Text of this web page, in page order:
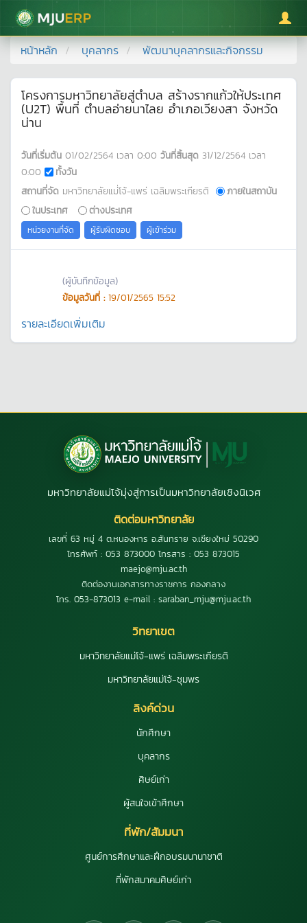
มหาวิทยาลัยแม่โจ้
หน้าหลัก บุคลากร พัฒนาบุคลากรและกิจกรรม
โครงการมหาวิทยาลัยสู่ตำบล สร้างรากแก้วให้ประเทศ
(U2T) พื้นที่ ตำบลอ่ายนาไลย อำเภอเวียงสา จังหวัด
น่าน
วันที่เริ่มต้น 01/02/2564 เวลา 0:00 วันที่สิ้นสุด 31/12/2564 เวลา
0:00
ทั้งวัน
สถานที่จัด มหาวิทยาลัยแม่่โจ้-แพร่ เฉลิมพระเกียรติ
ภายในสถาบัน
ในประเทศ
ต่างประเทศ
หน่วยงานที่จัด ผู้รับผิดชอบ ผู้เข้าร่วม
(ผู้บันทึกข้อมูล)
ข้อมูลวันที่ : 19/01/2565 15:52
รายละเอียดเพิ่มเติม
มหาวิทยาลัยแม่โจ้มุ่งสู่การเป็นมหาวิทยาลัยเชิงนิเวศ
ติดต่อมหาวิทยาลัย
เลขที่ 63 หมู่ 4 ต.หนองหาร อ.สันทราย จ.เชียงใหม่ 50290
โทรศัพท์ : 053 873000 โทรสาร : 053 873015
maejo@mju.ac.th
ติดต่องานเอกสารทางราชการ กองกลาง
โทร. 053-873013 e-mail : saraban_mju@mju.ac.th
วิทยาเขต
มหาวิทยาลัยแม่โจ้-แพร่ เฉลิมพระเกียรติ
มหาวิทยาลัยแม่โจ้-ชุมพร
ลิงค์ด่วน
นักศึกษา
บุคลากร
ศิษย์เก่า
ผู้สนใจเข้าศึกษา
ที่พัก/สัมมนา
ศูนย์การศึกษาและฝึกอบรมนานาชาติ
ที่พักสมาคมศิษย์เก่า